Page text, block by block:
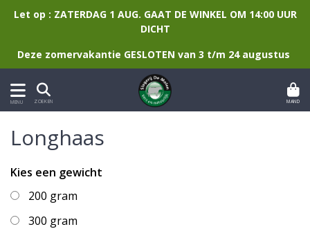
Let op : ZATERDAG 1 AUG. GAAT DE WINKEL OM 14:00 UUR
DICHT
Deze zomervakantie GESLOTEN van 3 t/m 24 augustus
MENU ZOEKEN MAND
Longhaas
Kies een gewicht
200 gram
300 gram